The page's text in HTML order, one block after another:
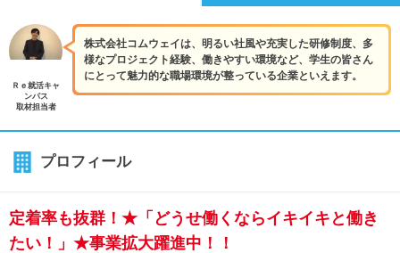
株式会社コムウェイは、明るい社風や充実した研修制度、多
様なプロジェクト経験、働きやすい環境など、学生の皆さん
にとって魅力的な職場環境が整っている企業といえます。
Ｒｅ就活キャ
ンパス
取材担当者
プロフィール
定着率も抜群！★「どうせ働くならイキイキと働き
たい！」★事業拡大躍進中！！